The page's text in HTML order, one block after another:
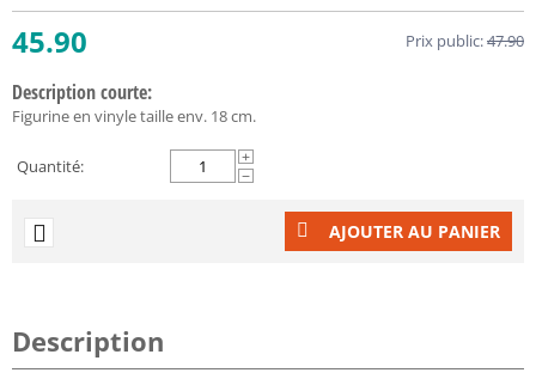
45.90 Prix public:47.90
Description courte:
Figurine en vinyle taille env. 18 cm.
Quantité:
+
−
AJOUTER AU PANIER
Description